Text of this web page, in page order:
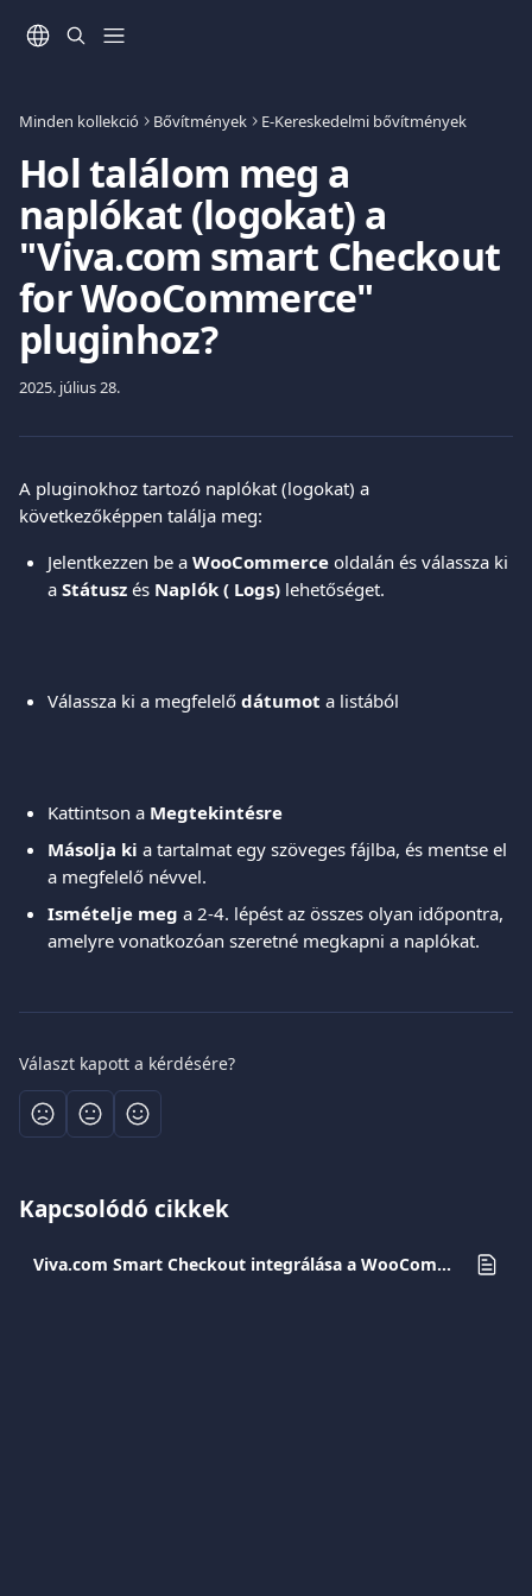
Minden kollekció Bővítmények E-Kereskedelmi bővítmények
Hol találom meg a
naplókat (logokat) a
"Viva.com smart Checkout
for WooCommerce"
pluginhoz?
2025. július 28.
A pluginokhoz tartozó naplókat (logokat) a
következőképpen találja meg:
Jelentkezzen be a WooCommerce oldalán és válassza ki
a Státusz és Naplók ( Logs) lehetőséget.
Válassza ki a megfelelő dátumot a listából
Kattintson a Megtekintésre
Másolja ki a tartalmat egy szöveges fájlba, és mentse el
a megfelelő névvel.
Ismételje meg a 2-4. lépést az összes olyan időpontra,
amelyre vonatkozóan szeretné megkapni a naplókat.
Választ kapott a kérdésére?
Kapcsolódó cikkek
Viva.com Smart Checkout integrálása a WooCommerce-szel